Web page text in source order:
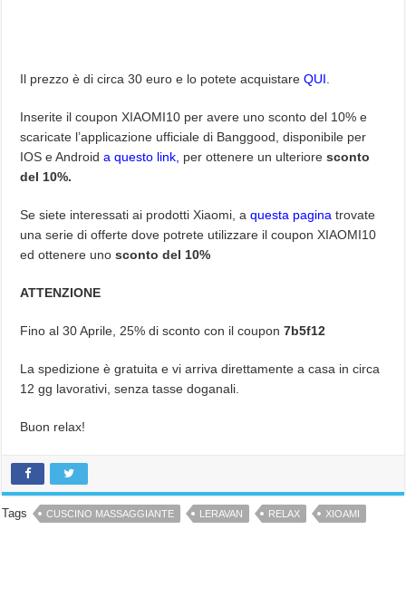
Il prezzo è di circa 30 euro e lo potete acquistareQUI
Inserite il coupon XIAOMI10 per avere uno sconto del 10% e
scaricate l’applicazione ufficiale di Banggood, disponibile per
IOS e Androida questo link, per ottenere un ulterioresconto
del 10%.
Se siete interessati ai prodotti Xiaomi, aquesta pagina trovate
una serie di offerte dove potrete utilizzare il coupon XIAOMI10
ed ottenere unosconto del 10%
ATTENZIONE
Fino al 30 Aprile, 25% di sconto con il coupon7b5f12
La spedizione è gratuita e vi arriva direttamente a casa in circa
12 gg lavorativi, senza tasse doganali.
Buon relax!
Tags CUSCINO MASSAGGIANTE LERAVAN RELAX XIOAMI